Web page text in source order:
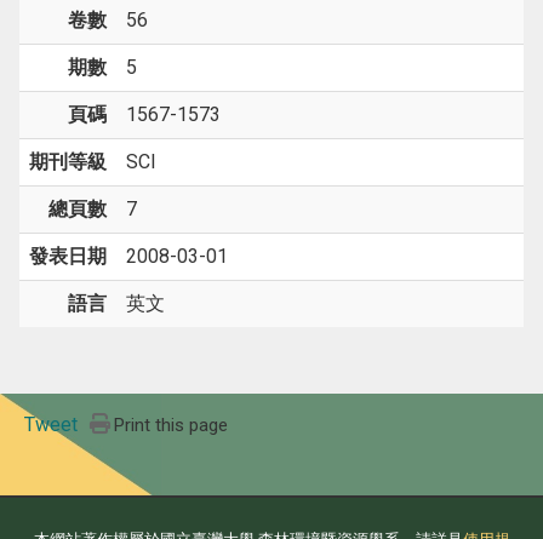
卷數 56
期數 5
頁碼 1567-1573
期刊等級 SCI
總頁數 7
發表日期 2008-03-01
語言 英文
Tweet Print this page